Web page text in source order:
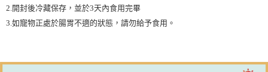
2.開封後冷藏保存，並於3天內食用完畢
3.如寵物正處於腸胃不適的狀態，請勿給予食用。